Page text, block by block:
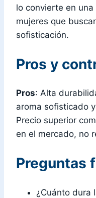
lo convierte en
mujeres que
sofisticación.
Pros y
Pros: Alta
aroma sofisticado
Precio superior
en el mercado, no
Preguntas
¿Cuánto dura